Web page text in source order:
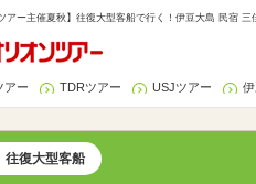
アー主催夏秋】往復大型客船で行く！伊豆大島 民宿
アー TDRツアー USJツアー
往復大型客船